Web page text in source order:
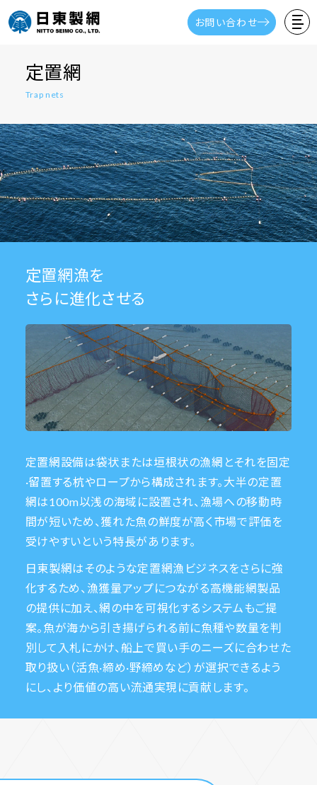
お問い合わせ
定置網
Trap nets
定置網漁を
さらに進化させる
定置網設備は袋状または垣根状の漁網とそれを固定
·留置する杭やロープから構成されます。大半の定置
網は100m以浅の海域に設置され、漁場への移動時
間が短いため、獲れた魚の鮮度が高く市場で評価を
受けやすいという特長があります。
日東製網はそのような定置網漁ビジネスをさらに強
化するため、漁獲量アップにつながる高機能網製品
の提供に加え、網の中を可視化するシステムもご提
案。魚が海から引き揚げられる前に魚種や数量を判
別して入札にかけ、船上で買い手のニーズに合わせた
取り扱い（活魚·締め·野締めなど）が選択できるよう
にし、より価値の高い流通実現に貢献します。